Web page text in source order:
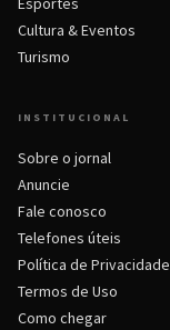
Cultura & Eventos
Turismo
INSTITUCIONAL
Sobre o jornal
Anuncie
Fale conosco
Telefones úteis
Política de Privacidade
Termos de Uso
Como chegar